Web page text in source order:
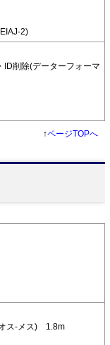
2)
削除(データーフォーマ
↑ページTOPへ
ス-メス) 1.8m